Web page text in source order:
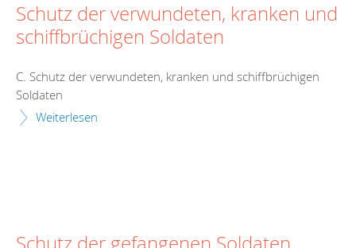
Schutz der verwundeten, kranken und
schiffbrüchigen Soldaten
C. Schutz der verwundeten, kranken und schiffbrüchigen
Soldaten
Weiterlesen